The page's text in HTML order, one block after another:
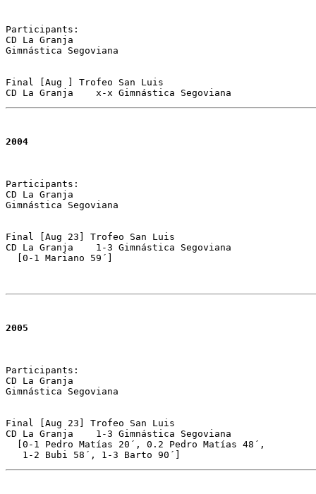
Participants:
CD La Granja
Gimnástica Segoviana
Final [Aug ] Trofeo San Luis
2004
Participants:
CD La Granja
Gimnástica Segoviana
Final [Aug 23] Trofeo San Luis
CD La Granja	1-3 Gimnástica Segoviana
  [0-1 Mariano 59´]
2005
Participants:
CD La Granja
Gimnástica Segoviana
Final [Aug 23] Trofeo San Luis
CD La Granja	1-3 Gimnástica Segoviana
  [0-1 Pedro Matías 20´, 0.2 Pedro Matías 48´,
   1-2 Bubi 58´, 1-3 Barto 90´]